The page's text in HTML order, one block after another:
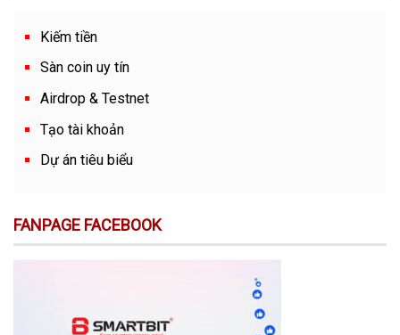
Kiếm tiền
Sàn coin uy tín
Airdrop & Testnet
Tạo tài khoản
Dự án tiêu biểu
FANPAGE FACEBOOK